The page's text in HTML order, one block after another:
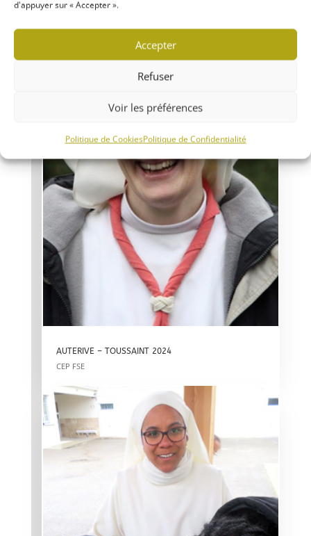
d'appuyer sur « Accepter ».
Accepter
Refuser
Voir les préférences
Politique de CookiesPolitique de Confidentialité
AUTERIVE – TOUSSAINT 2024
CEP FSE